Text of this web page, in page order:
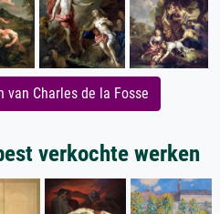
van Charles de la Fosse
verkochte werken